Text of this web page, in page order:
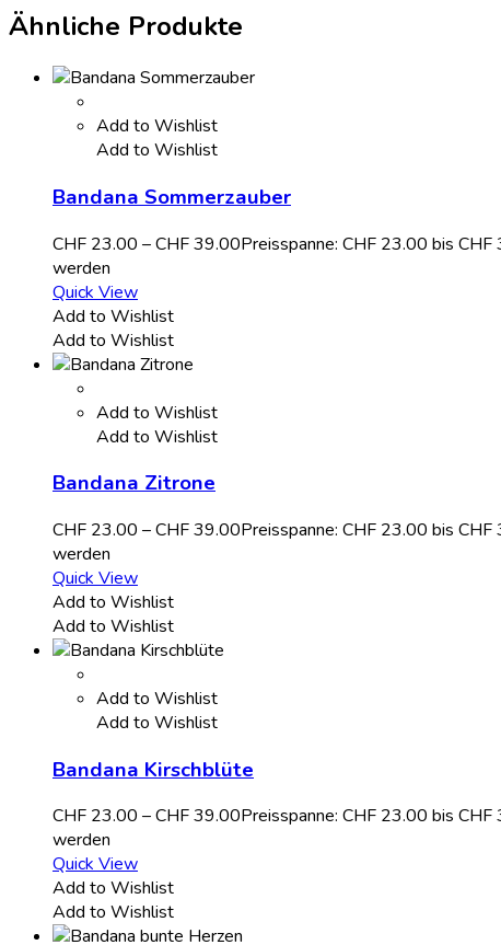
Ähnliche Produkte
Add to Wishlist
Add to Wishlist
Bandana Sommerzauber
CHF 23.00 –CHF39.00Preisspanne: CHF 23.00 bis CHF
werden
Quick View
Add to Wishlist
Add to Wishlist
Add to Wishlist
Add to Wishlist
Bandana Zitrone
CHF 23.00 –CHF39.00Preisspanne: CHF 23.00 bis CHF
werden
Quick View
Add to Wishlist
Add to Wishlist
Add to Wishlist
Add to Wishlist
Bandana Kirschblüte
CHF 23.00 –CHF39.00Preisspanne: CHF 23.00 bis CHF
werden
Quick View
Add to Wishlist
Add to Wishlist